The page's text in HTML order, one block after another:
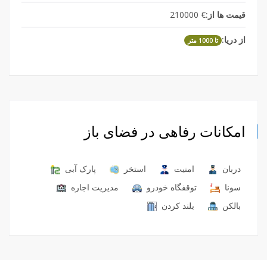
قیمت ها از:€ 210000
از دریا: تا 1000 متر
امکانات رفاهی در فضای باز
دربان امنیت استخر
پارک آبی
سونا
توقفگاه خودرو
مدیریت اجاره
بالکن
بلند کردن